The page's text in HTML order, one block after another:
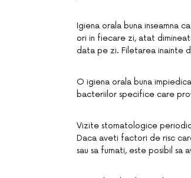
Igiena orala buna inseamna
ori in fiecare zi, atat
data pe zi. Filetarea inainte
O igiena orala buna
bacteriilor specifice care
Vizite stomatologice
Daca aveti factori de risc
sau sa fumati, este posibil